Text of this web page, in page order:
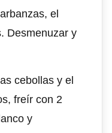
el
Desmenuzar y
cebollas y el
freír con 2
y